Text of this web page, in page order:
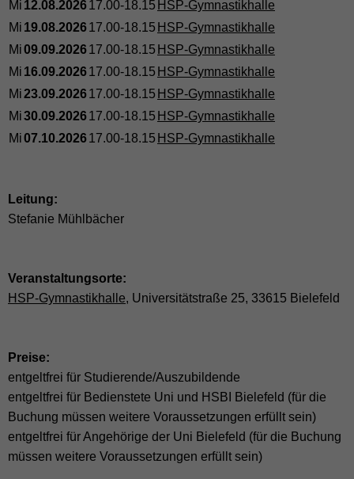
Mi 12.08.202617.00-18.15 HSP-Gymnastikhalle
Mi 19.08.202617.00-18.15 HSP-Gymnastikhalle
Mi09.09.202617.00-18.15 HSP-Gymnastikhalle
Mi 16.09.202617.00-18.15 HSP-Gymnastikhalle
Mi23.09.202617.00-18.15 HSP-Gymnastikhalle
Mi30.09.202617.00-18.15 HSP-Gymnastikhalle
Mi07.10.202617.00-18.15 HSP-Gymnastikhalle
Leitung:
Stefanie Mühlbächer
Veranstaltungsorte:
HSP-Gymnastikhalle, Universitätstraße 25, 33615 Bielefeld
Preise:
entgeltfrei für Studierende/Auszubildende
entgeltfrei für Bedienstete Uni und HSBI Bielefeld (für die
Buchung müssen weitere Voraussetzungen erfüllt sein)
entgeltfrei für Angehörige der Uni Bielefeld (für die Buchung
müssen weitere Voraussetzungen erfüllt sein)